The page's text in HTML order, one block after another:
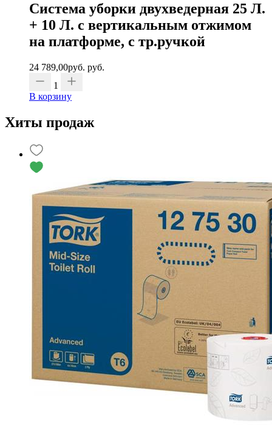
Система уборки двухведерная 25 Л.
+ 10 Л. с вертикальным отжимом
на платформе, с тр.ручкой
24 789,00руб. руб.
1
В корзину
Хиты продаж